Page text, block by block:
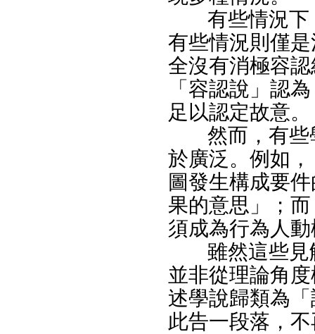
有些情況
有些情況則僅
全沒有消極容
「容認說」認
足以認定故意。
然而，有
於廣泛。例如
圖發生構成要
果的意思」；
須成為行為人
雖然這些
並非從理論角
述學說歸類為
此告一段落，